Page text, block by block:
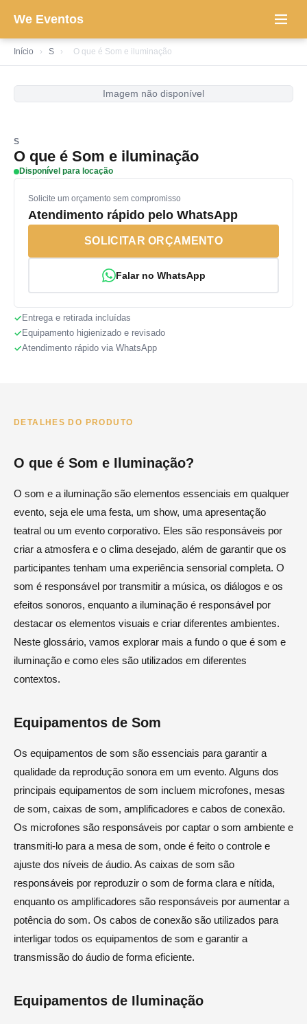
We Eventos
Início › S › O que é Som e iluminação
Imagem não disponível
S
O que é Som e iluminação
Disponível para locação
Solicite um orçamento sem compromisso
Atendimento rápido pelo WhatsApp
SOLICITAR ORÇAMENTO
Falar no WhatsApp
Entrega e retirada incluídas
Equipamento higienizado e revisado
Atendimento rápido via WhatsApp
DETALHES DO PRODUTO
O que é Som e Iluminação?
O som e a iluminação são elementos essenciais em qualquer
evento, seja ele uma festa, um show, uma apresentação
teatral ou um evento corporativo. Eles são responsáveis por
criar a atmosfera e o clima desejado, além de garantir que os
participantes tenham uma experiência sensorial completa. O
som é responsável por transmitir a música, os diálogos e os
efeitos sonoros, enquanto a iluminação é responsável por
destacar os elementos visuais e criar diferentes ambientes.
Neste glossário, vamos explorar mais a fundo o que é som e
iluminação e como eles são utilizados em diferentes
contextos.
Equipamentos de Som
Os equipamentos de som são essenciais para garantir a
qualidade da reprodução sonora em um evento. Alguns dos
principais equipamentos de som incluem microfones, mesas
de som, caixas de som, amplificadores e cabos de conexão.
Os microfones são responsáveis por captar o som ambiente e
transmiti-lo para a mesa de som, onde é feito o controle e
ajuste dos níveis de áudio. As caixas de som são
responsáveis por reproduzir o som de forma clara e nítida,
enquanto os amplificadores são responsáveis por aumentar a
potência do som. Os cabos de conexão são utilizados para
interligar todos os equipamentos de som e garantir a
transmissão do áudio de forma eficiente.
Equipamentos de Iluminação